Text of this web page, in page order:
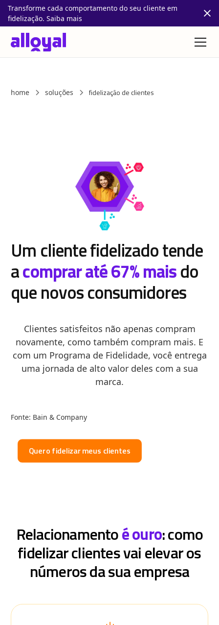
Transforme cada comportamento do seu cliente em
fidelização. Saiba mais
home soluções fidelização de clientes
Um cliente fidelizado tende
acomprar até 67% maisdo
que novos consumidores
Clientes satisfeitos não apenas compram
novamente, como também compram mais. E
com um Programa de Fidelidade, você entrega
uma jornada de alto valor deles com a sua
marca.
Fonte: Bain & Company
Quero fidelizar meus clientes
Relacionamentoé ouro: como
fidelizar clientes vai elevar os
números da sua empresa